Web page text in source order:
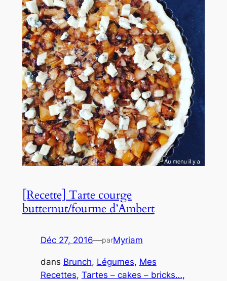
[Recette] Tarte courge
butternut/fourme d’Ambert
Déc 27, 2016—parMyriam
dans Brunch, Légumes, Mes
Recettes, Tartes – cakes – bricks…